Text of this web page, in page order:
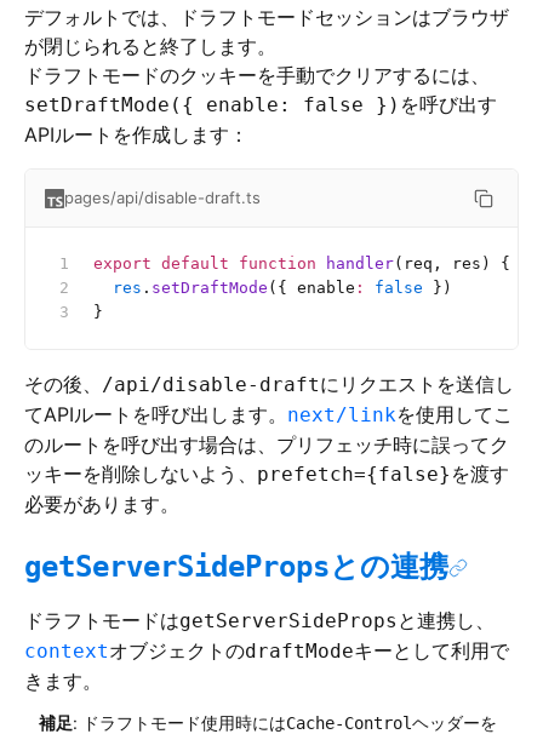
デフォルトでは、ドラフトモードセッションはブラウザ
が閉じられると終了します。
ドラフトモードのクッキーを手動でクリアするには、
setDraftMode({ enable: false }) を呼び出す
APIルートを作成します：
pages/api/disable-draft.ts
export default function handler(req, res) {
  res
. setDraftMode ({ enable : false })
}
その後、 /api/disable-draftにリクエストを送信し
てAPIルートを呼び出します。 next/linkを使用してこ
のルートを呼び出す場合は、プリフェッチ時に誤ってク
ッキーを削除しないよう、 prefetch={false} を渡す
必要があります。
getServerSidePropsとの連携
ドラフトモードはgetServerSideProps と連携し、
contextオブジェクトのdraftModeキーとして利用で
きます。
補足: ドラフトモード使用時にはCache-Controlヘッダーを